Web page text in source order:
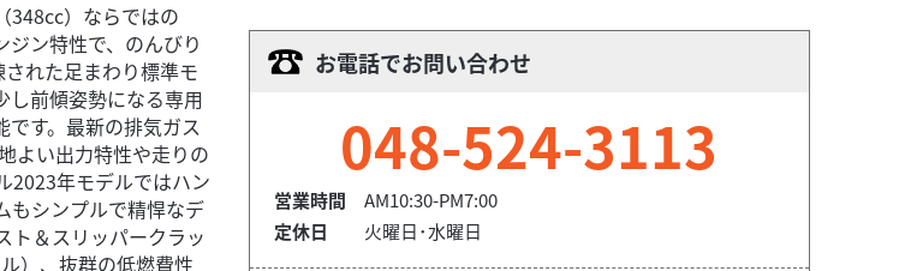
348cc）ならではの
ジン特性で、のんびり
れた足まわり標準モ
し前傾姿勢になる専用
す。最新の排気ガス
よい出力特性や走りの
2023年モデルではハン
もシンプルで精悍なデ
ト＆スリッパークラッ
）、抜群の低燃費性
お電話でお問い合わせ
048-524-3113
営業時間
AM10:30-PM7:00
定休日
火曜日･水曜日